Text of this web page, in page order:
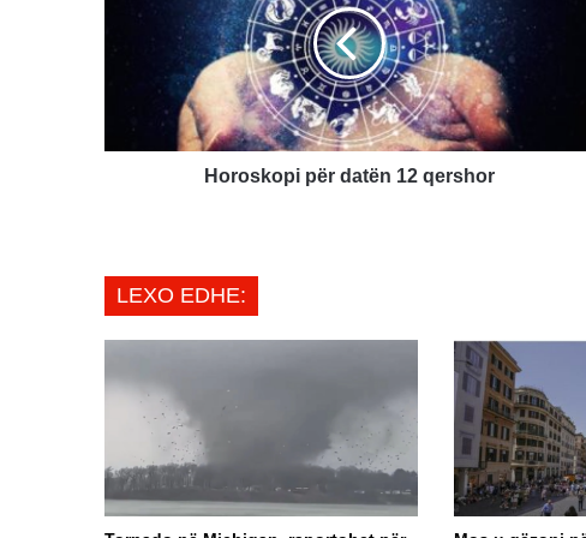
Horoskopi për datën 12 qershor
LEXO EDHE: